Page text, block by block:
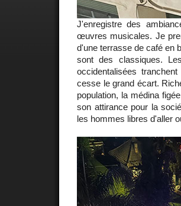
J'enregistre des
œuvres musicales. Je
d'une terrasse de café en
sont des classiques.
occidentalisées
cesse le grand écart.
population, la médina
son attirance pour la
les hommes libres d'aller